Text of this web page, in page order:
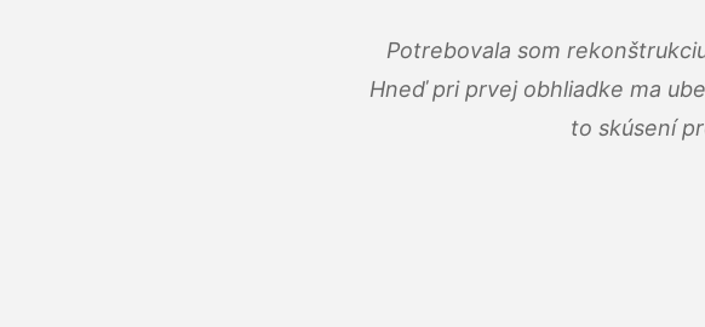
Potrebovala som
Hneď pri prvej obhliadke ma
to skúsení